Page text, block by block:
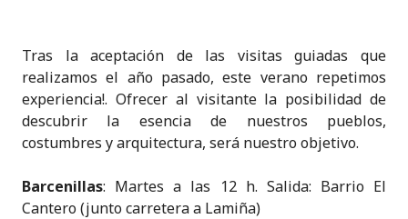
Tras la aceptación de las visitas guiadas que
realizamos el año pasado, este verano repetimos
experiencia!. Ofrecer al visitante la posibilidad de
descubrir la esencia de nuestros pueblos,
costumbres y arquitectura, será nuestro objetivo.
Barcenillas: Martes a las 12 h. Salida: Barrio El
Cantero (junto carretera a Lamiña)